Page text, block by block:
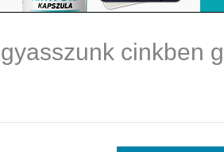
cinkben